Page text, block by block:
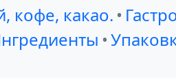
кофе, какао. •
•